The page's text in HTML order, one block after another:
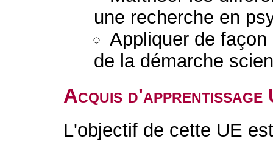
une recherche en
Appliquer de
de la démarche
Acquis d'apprentissage
L'objectif de cette UE